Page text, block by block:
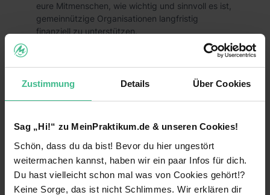
Zustimmung Details Über Cookies
Sag „Hi!“ zu MeinPraktikum.de & unseren Cookies!
Schön, dass du da bist! Bevor du hier ungestört
weitermachen kannst, haben wir ein paar Infos für dich.
Du hast vielleicht schon mal was von Cookies gehört!?
Keine Sorge, das ist nicht Schlimmes. Wir erklären dir
eure Mitmenschen, wie wichtig und sinnvoll es ist,
gemeinnützige Organisationen langfristig
finanziell zu unterstützen.
Das heißt, du trägst durch dein Praktikum aktiv
dazu bei, dass großartige Hilfsprojekte zum
Schutz von Mensch, Tier und Umwelt nachhaltig
umgesetzt werden können!
Deutschlands größte Städte für dich!
Lerne coole neue Leute kennen und arbeite im
weiterlesen
Bilder